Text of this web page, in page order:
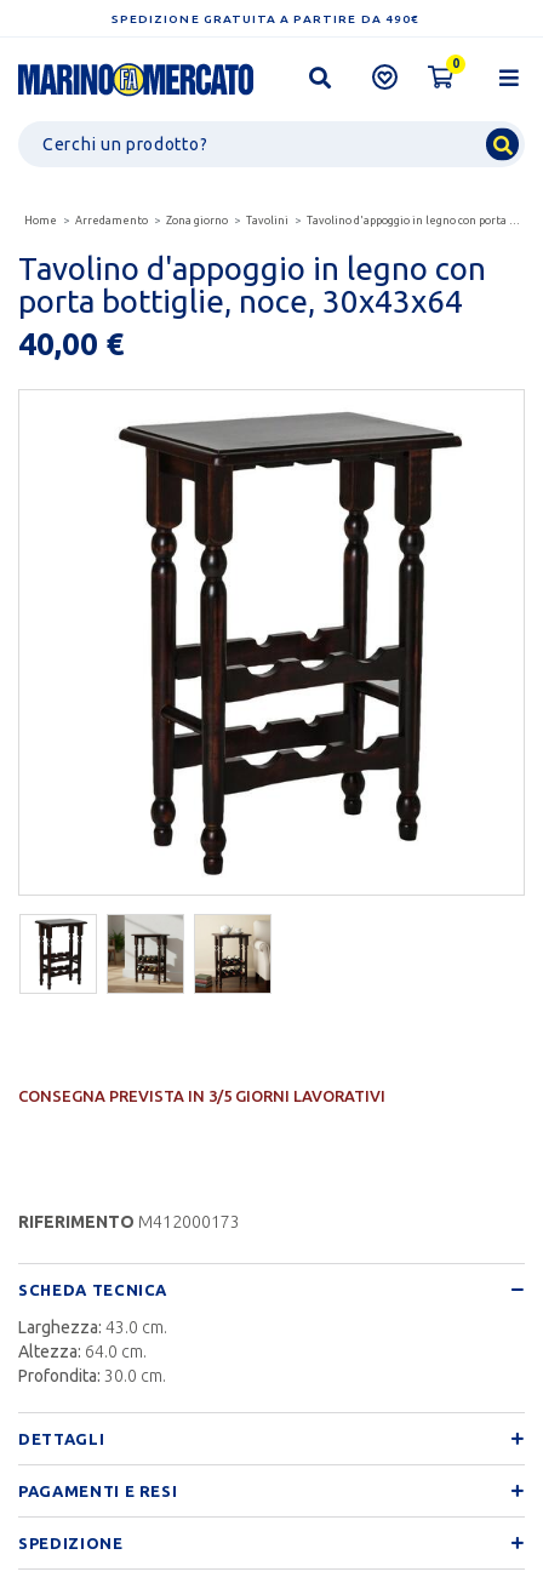
SPEDIZIONE GRATUITA A PARTIRE DA 490€
0
Home Arredamento Zona giorno Tavolini Tavolino d'appoggio in legno con porta bottiglie, noce,...
Tavolino d'appoggio in legno con
porta bottiglie, noce, 30x43x64
40,00 €
CONSEGNA PREVISTA IN 3/5 GIORNI LAVORATIVI
RIFERIMENTO M412000173
SCHEDA TECNICA
Larghezza: 43.0 cm.
Altezza: 64.0 cm.
Profondita: 30.0 cm.
DETTAGLI
PAGAMENTI E RESI
SPEDIZIONE